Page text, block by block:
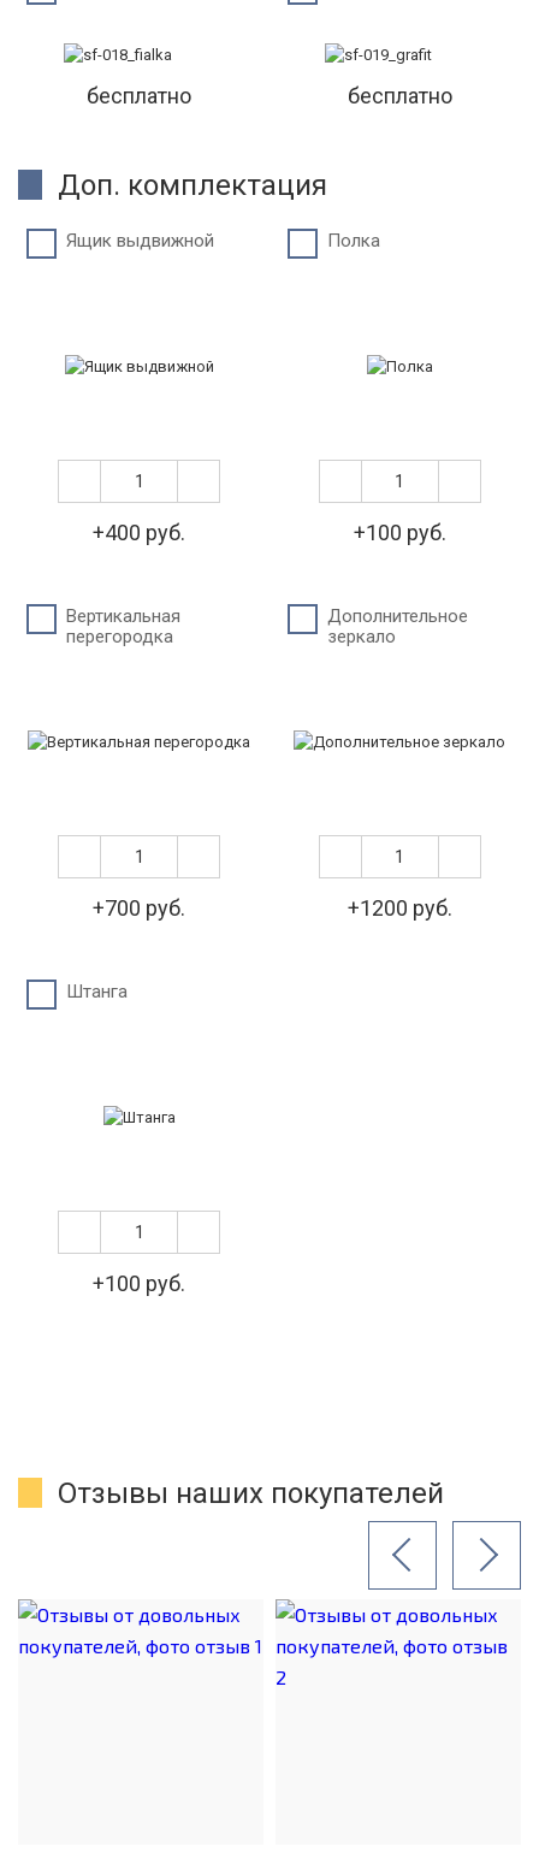
бесплатно бесплатно
Доп. комплектация
Ящик выдвижной
+400 руб.
Полка
+100 руб.
Вертикальная
перегородка
+700 руб.
Дополнительное
зеркало
+1200 руб.
Штанга
+100 руб.
Отзывы наших покупателей